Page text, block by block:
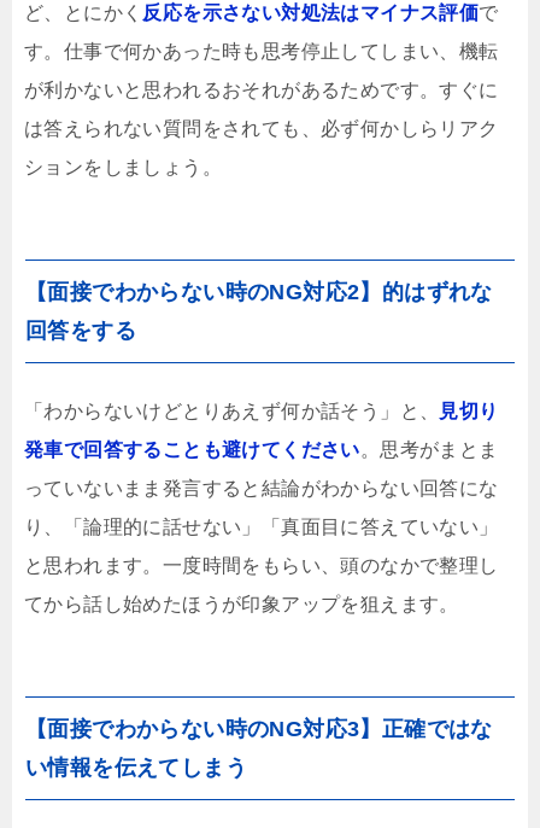
ど、とにかく 反応を示さない対処法はマイナス評価で
す。仕事で何かあった時も思考停止してしまい、機転
が利かないと思われるおそれがあるためです。すぐに
は答えられない質問をされても、必ず何かしらリアク
ションをしましょう。
【面接でわからない時のNG対応2】的はずれな
回答をする
「わからないけどとりあえず何か話そう」と、
見切り
発車で回答することも避けてください。思考がまとま
っていないまま発言すると結論がわからない回答にな
り、「論理的に話せない」「真面目に答えていない」
と思われます。一度時間をもらい、頭のなかで整理し
てから話し始めたほうが印象アップを狙えます。
【面接でわからない時のNG対応3】正確ではな
い情報を伝えてしまう